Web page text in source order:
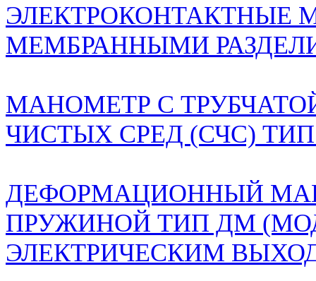
ЭЛЕКТРОКОНТАКТНЫЕ
МЕМБРАННЫМИ
МАНОМЕТР С
ЧИСТЫХ СРЕД (СЧС)
ДЕФОРМАЦИОННЫЙ
ПРУЖИНОЙ ТИП ДМ
ЭЛЕКТРИЧЕСКИМ